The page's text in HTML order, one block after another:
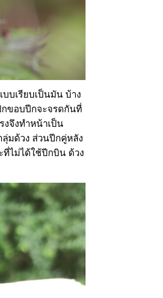
บเรียบเป็นมัน บ้าง
ขอบปีกจะจรดกันที่
จึงทำหน้าเป็น
มด้วง ส่วนปีกคู่หลัง
ไม่ได้ใช้ปีกบิน ด้วง